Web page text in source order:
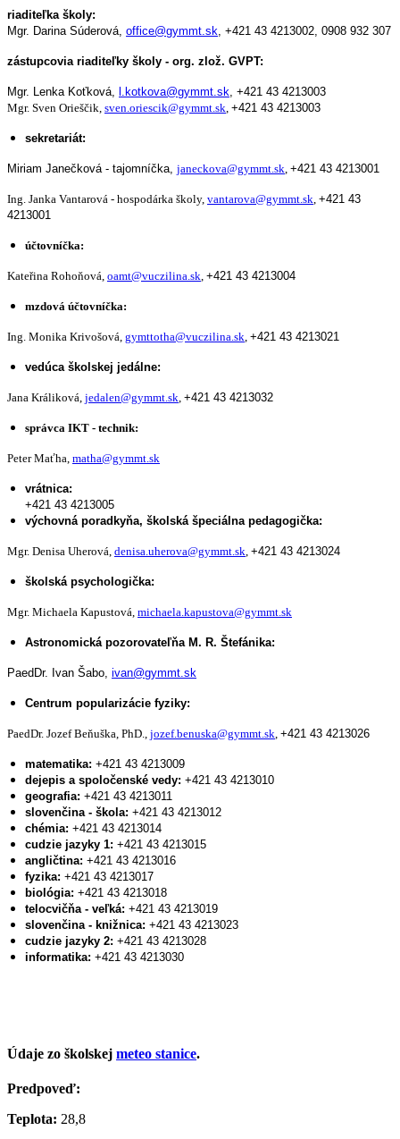
riaditeľka školy:
Mgr. Darina Súderová, office@gymmt.sk +421 43 4213002, 0908 932 307
zástupcovia riaditeľky školy - org. zlož. GVPT:
Mgr. Lenka Koťková, l.kotkova@gymmt.sk +421 43 4213003
Mgr. Sven Orieščik, sven.oriescik@gymmt.sk +421 43 4213003
sekretariát:
Miriam Janečková - tajomníčka, janeckova@gymmt.sk +421 43 4213001
Ing. Janka Vantarová - hospodárka školy, vantarova@gymmt.sk +421 43
4213001
účtovníčka:
Kateřina Rohoňová, oamt@vuczilina.sk +421 43 4213004
mzdová účtovníčka:
Ing. Monika Krivošová, gymttotha@vuczilina.sk +421 43 4213021
vedúca školskej jedálne:
Jana Králiková, jedalen@gymmt.sk +421 43 4213032
správca IKT - technik:
Peter Maťha, matha@gymmt.sk
vrátnica:
+421 43 4213005
výchovná poradkyňa, školská špeciálna pedagogička:
Mgr. Denisa Uherová, denisa.uherova@gymmt.sk +421 43 4213024
školská psychologička:
Mgr. Michaela Kapustová, michaela.kapustova@gymmt.sk
Astronomická pozorovateľňa M. R. Štefánika:
PaedDr. Ivan Šabo, ivan@gymmt.sk
Centrum popularizácie fyziky:
PaedDr. Jozef Beňuška, PhD., jozef.benuska@gymmt.sk +421 43 4213026
matematika: +421 43 4213009
dejepis a spoločenské vedy: +421 43 4213010
geografia: +421 43 4213011
slovenčina - škola: +421 43 4213012
chémia: +421 43 4213014
cudzie jazyky 1: +421 43 4213015
angličtina: +421 43 4213016
fyzika: +421 43 4213017
biológia: +421 43 4213018
telocvičňa - veľká: +421 43 4213019
slovenčina - knižnica: +421 43 4213023
cudzie jazyky 2: +421 43 4213028
informatika: +421 43 4213030
Údaje zo školskej meteo stanice.
Predpoveď:
Teplota: 28,8